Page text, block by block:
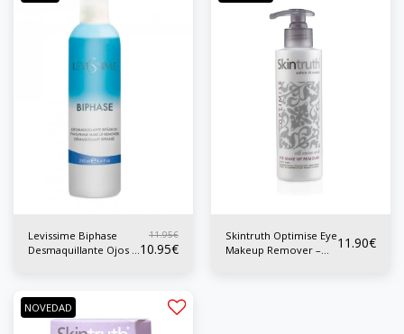
Levissime Biphase
Desmaquillante Ojos y
11.95€
10.95€
Skintruth Optimise Eye
Makeup Remover –
11.90€
NOVEDAD